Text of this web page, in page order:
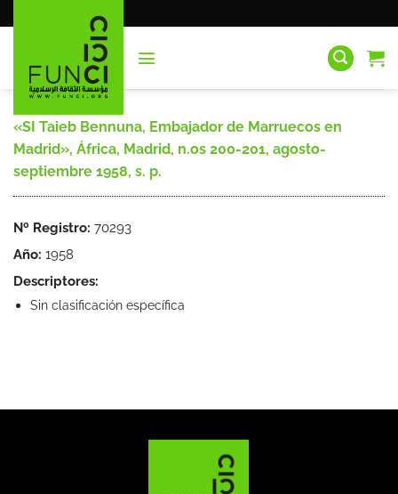
al
«SI Taieb Bennuna, Embajador de Marruecos en
Madrid», África, Madrid, n.os 200-201, agosto-
septiembre 1958, s. p.
Nº Registro: 70293
Año: 1958
Descriptores:
Sin clasificación específica